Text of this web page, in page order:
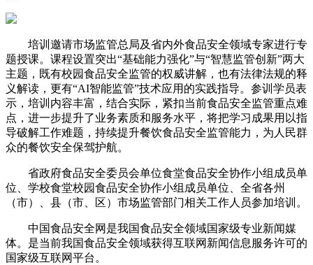
培训邀请市场监管总局及省内外食品安全领域专家进行专
题授课。课程设置突出“基础能力强化”与“智慧监管创新”两大
主题，既有校园食品安全监管的权威讲解，也有法律法规的释
义解读，更有“AI智能监管”技术应用的实践指导。参训学员表
示，培训内容丰富，结合实际，紧扣当前食品安全监管重点难
点，进一步提升了业务素质和服务水平，将把学习成果用以指
导破解工作难题，持续提升餐饮食品安全监管能力，为人民群
众的餐饮安全保驾护航。
省政府食品安全委员会单位食堂食品安全协作小组成员单
位、学校食堂校园食品安全协作小组成员单位、全省各州
（市）、县（市、区）市场监管部门相关工作人员参加培训。
中国食品安全网是我国食品安全领域国家级专业新闻媒
体。是当前我国食品安全领域获得互联网新闻信息服务许可的
国家级互联网平台。